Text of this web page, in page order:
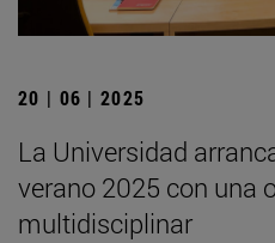
20 | 06 | 2025
La Universidad
verano 2025 con una
multidisciplinar